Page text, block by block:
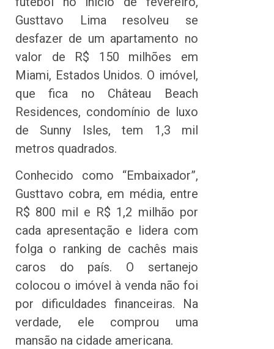
Gusttavo Lima resolveu se
desfazer de um apartamento no
valor de R$ 150 milhões em
Miami, Estados Unidos. O imóvel,
que fica no Château Beach
Residences, condomínio de luxo
de Sunny Isles, tem 1,3 mil
metros quadrados.
Conhecido como “Embaixador”,
Gusttavo cobra, em média, entre
R$ 800 mil e R$ 1,2 milhão por
cada apresentação e lidera com
folga o ranking de cachês mais
caros do país. O sertanejo
colocou o imóvel à venda não foi
por dificuldades financeiras. Na
verdade, ele comprou uma
mansão na cidade americana.